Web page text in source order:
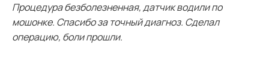
Процедура безболезненная, датчик водили по
мошонке. Спасибо за точный диагноз. Сделал
операцию, боли прошли.